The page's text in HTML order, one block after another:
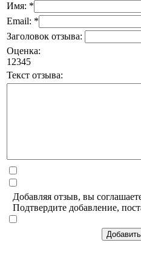
Имя: *
Email: *
Заголовок отзыва:
Оценка:
1 2345
Текст отзыва:
Добавляя отзыв, вы
Подтвердите добавление,